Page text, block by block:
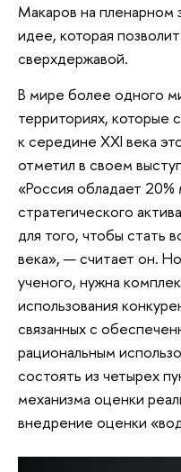
Макаров на пленарном
идее, которая
сверхдержавой.
В мире более одного
территориях, которые
к середине XXI века
отметил в своем
«Россия обладает 20%
стратегического
для того, чтобы стать
века», — считает он.
ученого, нужна
использования
связанных с
рациональным
состоять из четырех
механизма оценки
внедрение оценки